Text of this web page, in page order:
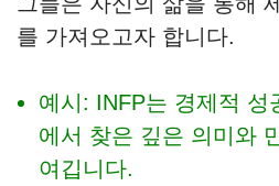
를 가져오고자 합니다.
예시: INFP는 경제적 성
에서 찾은 깊은 의미와
여깁니다.